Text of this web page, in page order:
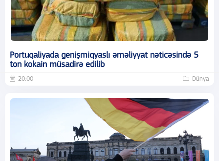
Portuqaliyada genişmiqyaslı əməliyyat nəticəsində 5
ton kokain müsadirə edilib
20:00 Dünya